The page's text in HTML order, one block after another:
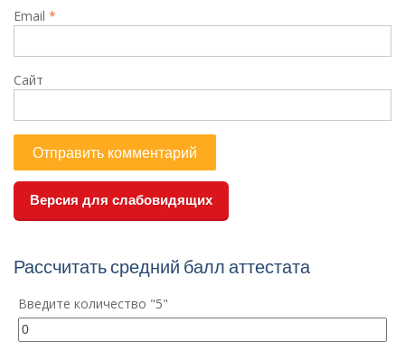
Email *
Сайт
Версия для слабовидящих
Рассчитать средний балл аттестата
Введите количество "5"